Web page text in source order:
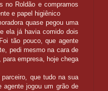
no Roldão e compramos
e papel higiênico
quase pegou uma
ela já havia comido dois
tão pouco, que agente
pedi mesmo na cara de
empresa, hoje chega
que tudo na sua
jogou um grão de